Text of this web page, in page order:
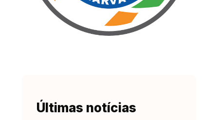
Últimas notícias